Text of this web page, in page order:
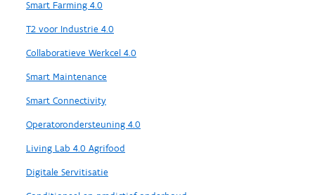
Smart Farming 4.0
T2 voor Industrie 4.0
Collaboratieve Werkcel 4.0
Smart Maintenance
Smart Connectivity
Operatorondersteuning 4.0
Living Lab 4.0 Agrifood
Digitale Servitisatie